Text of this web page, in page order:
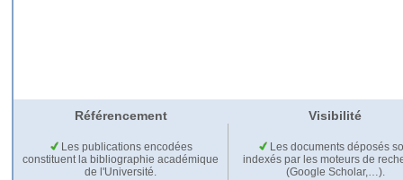
Référencement Visibilité
Les publications encodées
constituent la bibliographie académique
de l'Université.
Les documents déposés
indexés par les moteurs de
(Google Scholar,…).